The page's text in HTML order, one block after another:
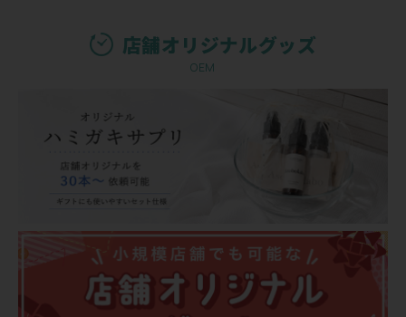
店舗オリジナルグッズ
OEM